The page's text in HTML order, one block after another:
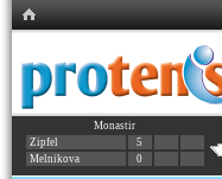
Monastir
Zipfel
5
Melnikova
0